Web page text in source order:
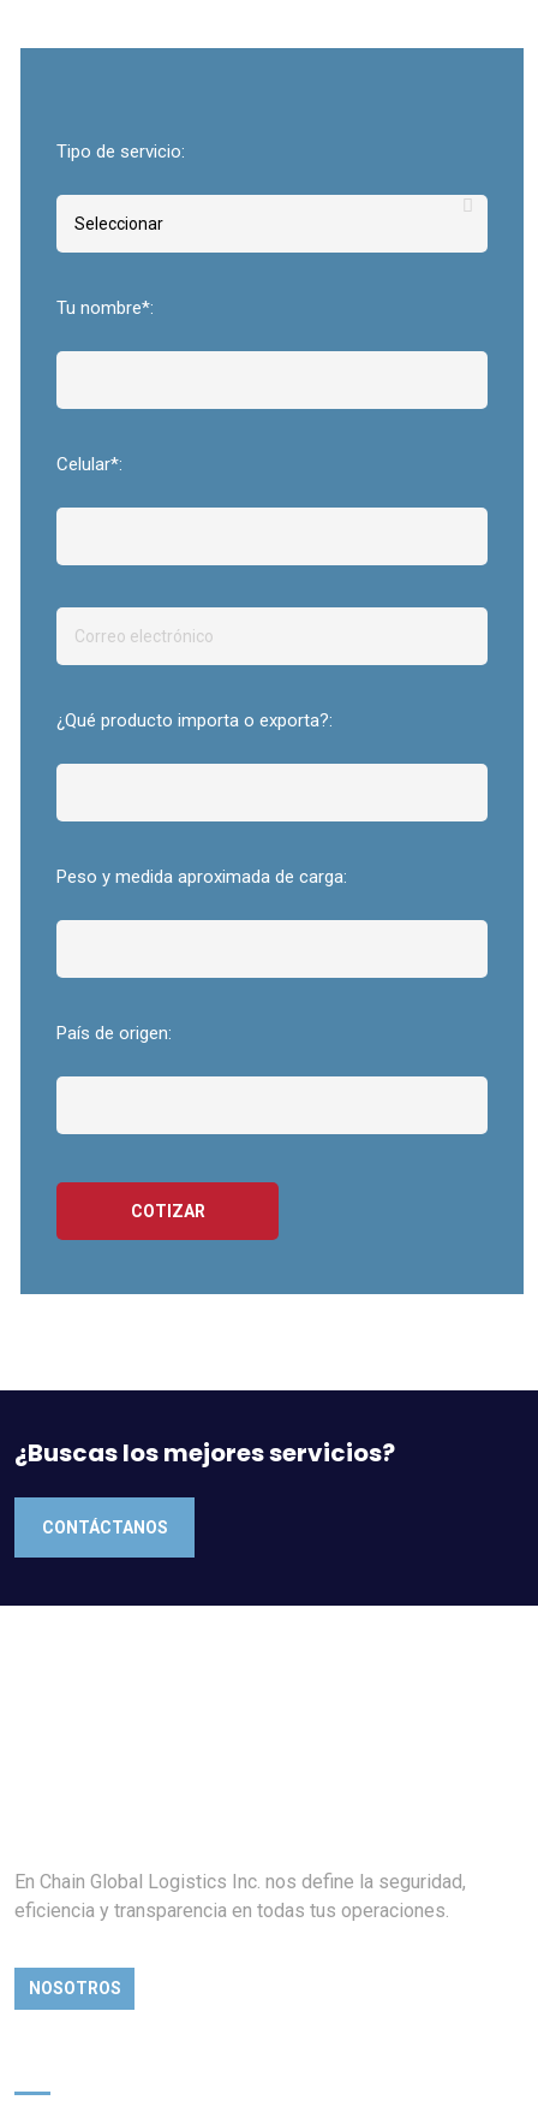
Tipo de servicio:
Tu nombre*:
Celular*:
¿Qué producto importa o exporta?:
Peso y medida aproximada de carga:
País de origen:
COTIZAR
¿Buscas los mejores servicios?
CONTÁCTANOS
En Chain Global Logistics Inc. nos define la seguridad,
eficiencia y transparencia en todas tus operaciones.
NOSOTROS